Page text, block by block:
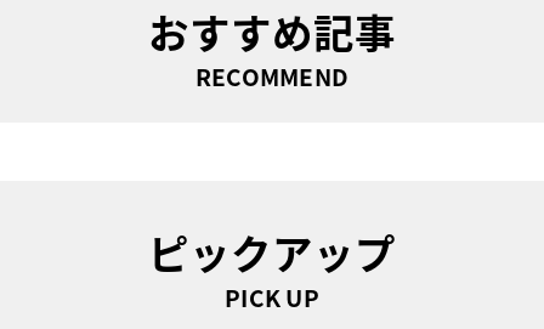
おすすめ記事
RECOMMEND
ピックアップ
PICK UP